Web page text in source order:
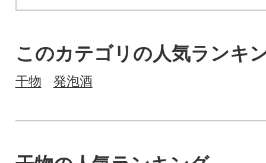
このカテゴリの人気ランキ
干物 発泡酒